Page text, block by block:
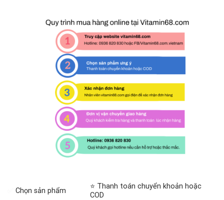
Chọn sản phẩm
⭐ Thanh toán chuyển khoản hoặc
COD